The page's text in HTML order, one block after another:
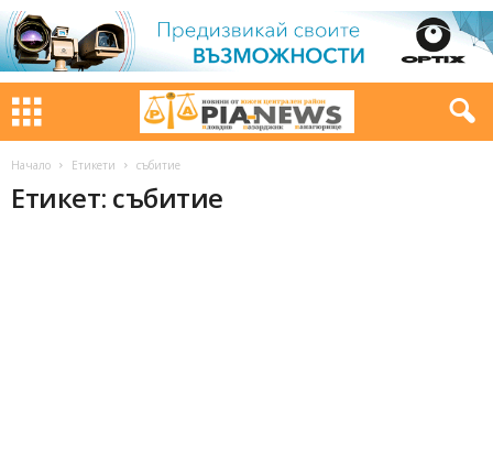
Начало Етикети събитие
Етикет: събитие